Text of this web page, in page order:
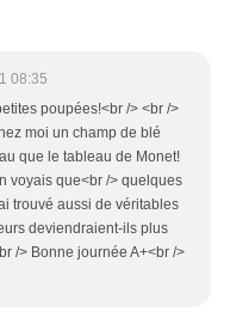
08:35
poupées!<br /> <br />
moi un champ de blé
que le tableau de Monet!
voyais que<br /> quelques
trouvé aussi de véritables
deviendraient-ils plus
/> Bonne journée A+<br />